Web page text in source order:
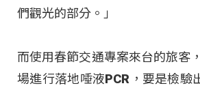
們觀光的部分。」
而使用春節交通專案來台的旅客
場進行落地唾液PCR，要是檢驗